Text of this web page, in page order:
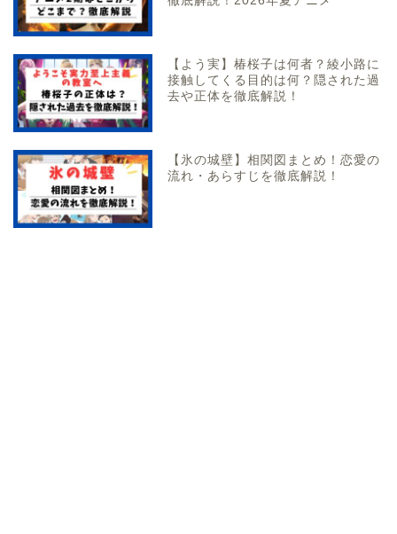
【よう実】椿桜子は何者？綾小路に
接触してくる目的は何？隠された過
去や正体を徹底解説！
【氷の城壁】相関図まとめ！恋愛の
流れ・あらすじを徹底解説！